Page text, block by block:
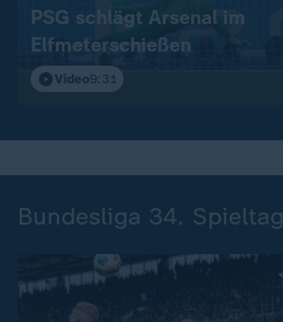
PSG schlägt Arsenal im
Elfmeterschießen
Video9:31
Bundesliga 34. Spieltag